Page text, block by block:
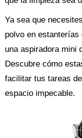
Ya sea que
polvo en
una aspiradora mini
Descubre cómo
facilitar tus tareas
espacio impecable.